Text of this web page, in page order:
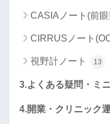
CASIAノート(前
CIRRUSノート
視野計ノート 13
3.よくある疑問・ミ
4.開業・クリニック